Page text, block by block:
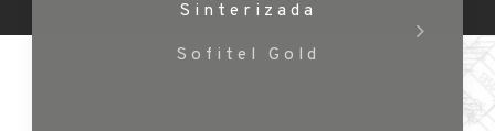
Sinterizada
Sofitel Gold